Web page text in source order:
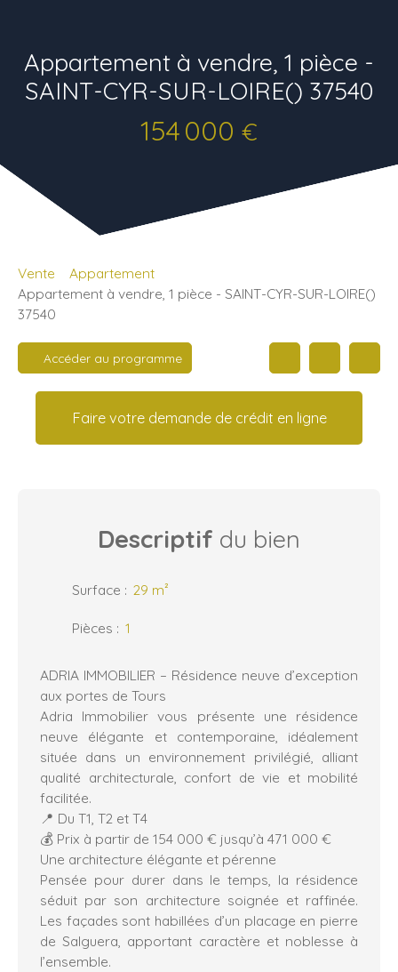
Appartement à vendre, 1 pièce -
SAINT-CYR-SUR-LOIRE() 37540
154 000 €
Vente
Appartement
Appartement à vendre, 1 pièce - SAINT-CYR-SUR-LOIRE()
37540
Accéder au programme
Faire votre demande de crédit en ligne
Descriptif du bien
Surface : 29 m²
Pièces : 1
ADRIA IMMOBILIER – Résidence neuve d’exception
aux portes de Tours
Adria Immobilier vous présente une résidence
neuve élégante et contemporaine, idéalement
située dans un environnement privilégié, alliant
qualité architecturale, confort de vie et mobilité
facilitée.
📍 Du T1, T2 et T4
💰 Prix à partir de 154 000 € jusqu’à 471 000 €
Une architecture élégante et pérenne
Pensée pour durer dans le temps, la résidence
séduit par son architecture soignée et raffinée.
Les façades sont habillées d’un placage en pierre
de Salguera, apportant caractère et noblesse à
l’ensemble.